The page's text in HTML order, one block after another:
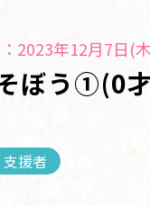
2023年12月7日(
ぼう①(0
援者